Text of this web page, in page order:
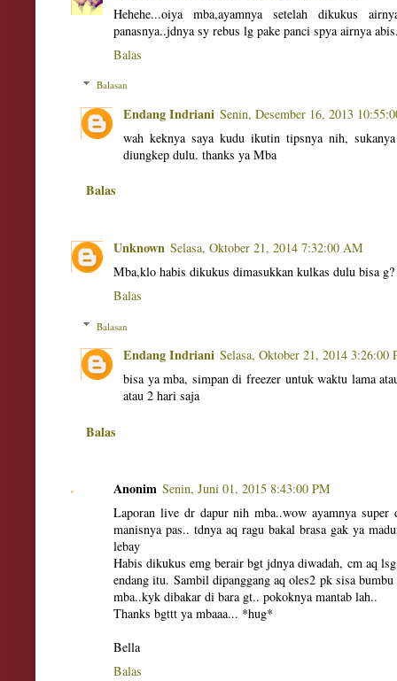
Hehehe...oiya mba,ayamnya setelah dikukus
panasnya..jdnya sy rebus lg pake panci spya airnya
Balas
Balasan
Endang Indriani Senin, Desember 16, 2013
wah keknya saya kudu ikutin tipsnya nih,
diungkep dulu. thanks ya Mba
Balas
Unknown Selasa, Oktober 21, 2014 7:32:00 AM
Mba,klo habis dikukus dimasukkan kulkas dulu bisa g?
Balas
Balasan
Endang Indriani Selasa, Oktober 21, 2014 3:26:00
bisa ya mba, simpan di freezer untuk waktu lama
atau 2 hari saja
Balas
Anonim Senin, Juni 01, 2015 8:43:00 PM
Laporan live dr dapur nih mba..wow ayamnya
manisnya pas.. tdnya aq ragu bakal brasa gak ya
lebay
Habis dikukus emg berair bgt jdnya diwadah, cm aq
endang itu. Sambil dipanggang aq oles2 pk sisa
mba..kyk dibakar di bara gt.. pokoknya mantab lah..
Thanks bgttt ya mbaaa... *hug*
Bella
Balas